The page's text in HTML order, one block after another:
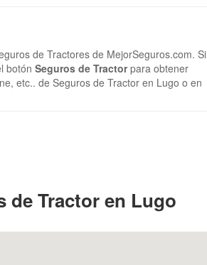
de Tractores de MejorSeguros.com. Si
botón Seguros de Tractorpara obtener
etc.. de Seguros de Tractor en Lugo o en
de Tractor en Lugo